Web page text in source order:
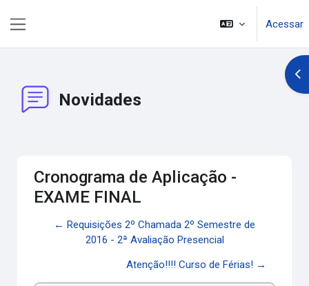
Acessar
Novidades
Cronograma de Aplicação -
EXAME FINAL
← Requisições 2º Chamada 2º Semestre de
2016 - 2ª Avaliação Presencial
Atenção!!!! Curso de Férias! →